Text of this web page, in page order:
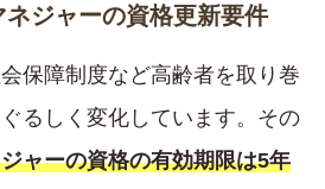
ジャーの資格更新要件
保障制度など高齢者を取り巻
るしく変化しています。その
ャーの資格の有効期限は5年